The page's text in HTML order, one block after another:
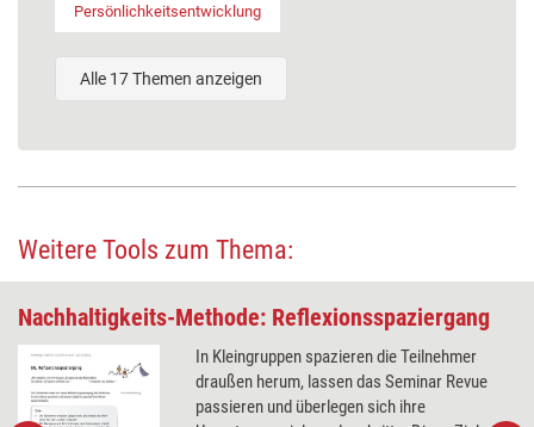
Persönlichkeitsentwicklung
Alle 17 Themen anzeigen
Weitere Tools zum Thema:
Nachhaltigkeits-Methode: Reflexionsspaziergang
In Kleingruppen spazieren die Teilnehmer
draußen herum, lassen das Seminar Revue
passieren und überlegen sich ihre